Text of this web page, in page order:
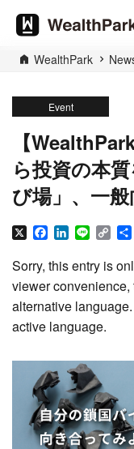
WealthPark
Event
【
ら投資の本
び場」、一
X Facebook
LinkedIn
Line Copy
Sorry, this entry is
viewer
alternative
active language.